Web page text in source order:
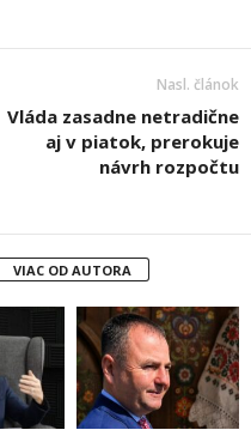
Nasl. článok
Vláda zasadne netradične
aj v piatok, prerokuje
návrh rozpočtu
VIAC OD AUTORA